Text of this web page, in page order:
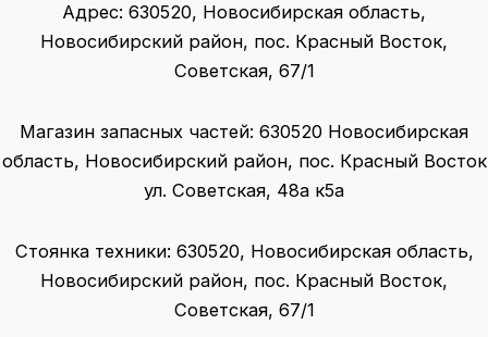
Адрес: 630520, Новосибирская область,
Новосибирский район, пос. Красный Восток,
Советская, 67/1
Магазин запасных частей: 630520 Новосибирская
область, Новосибирский район, пос. Красный Восток
ул. Советская, 48а к5а
Стоянка техники: 630520, Новосибирская область,
Новосибирский район, пос. Красный Восток,
Советская, 67/1